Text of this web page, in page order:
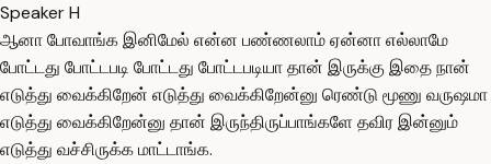
Speaker H
ஆனா போவாங்க இனிமேல் என்ன பண்ணலாம் ஏன்னா எல்லாமே
போட்டது போட்டபடி போட்டது போட்டபடியா தான் இருக்கு இதை நான்
எடுத்து வைக்கிறேன் எடுத்து வைக்கிறேன்னு ரெண்டு மூணு வருஷமா
எடுத்து வைக்கிறேன்னு தான் இருந்திருப்பாங்களே தவிர இன்னும்
எடுத்து வச்சிருக்க மாட்டாங்க.